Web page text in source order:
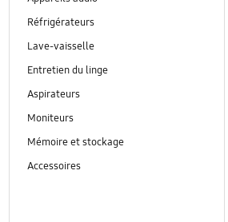
Réfrigérateurs
Lave-vaisselle
Entretien du linge
Aspirateurs
Moniteurs
Mémoire et stockage
Accessoires